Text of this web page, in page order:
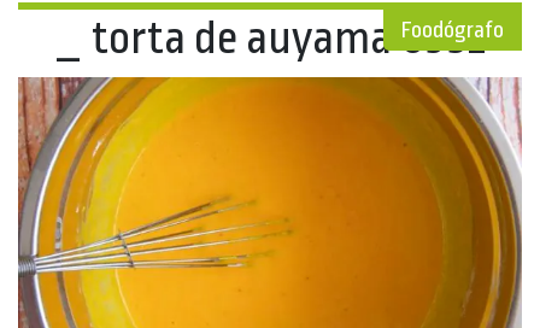
Foodógrafo
_ torta de auyama 0392